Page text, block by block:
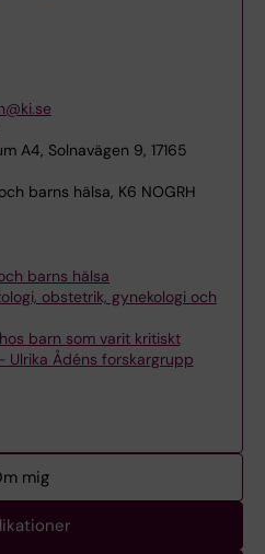
A4, Solnavägen 9, 17165
barns hälsa, K6 NOGRH
barns hälsa
obstetrik, gynekologi och
barn som varit kritiskt
Ulrika Ådéns forskargrupp
mig